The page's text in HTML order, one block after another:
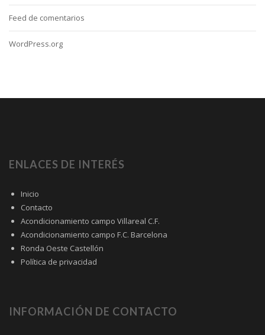
Feed de comentarios
WordPress.org
ENLACES DE INTERÉS
Inicio
Contacto
Acondicionamiento campo Villareal C.F.
Acondicionamiento campo F.C. Barcelona
Ronda Oeste Castellón
Política de privacidad
INFORMACIÓN DE CONTACTO